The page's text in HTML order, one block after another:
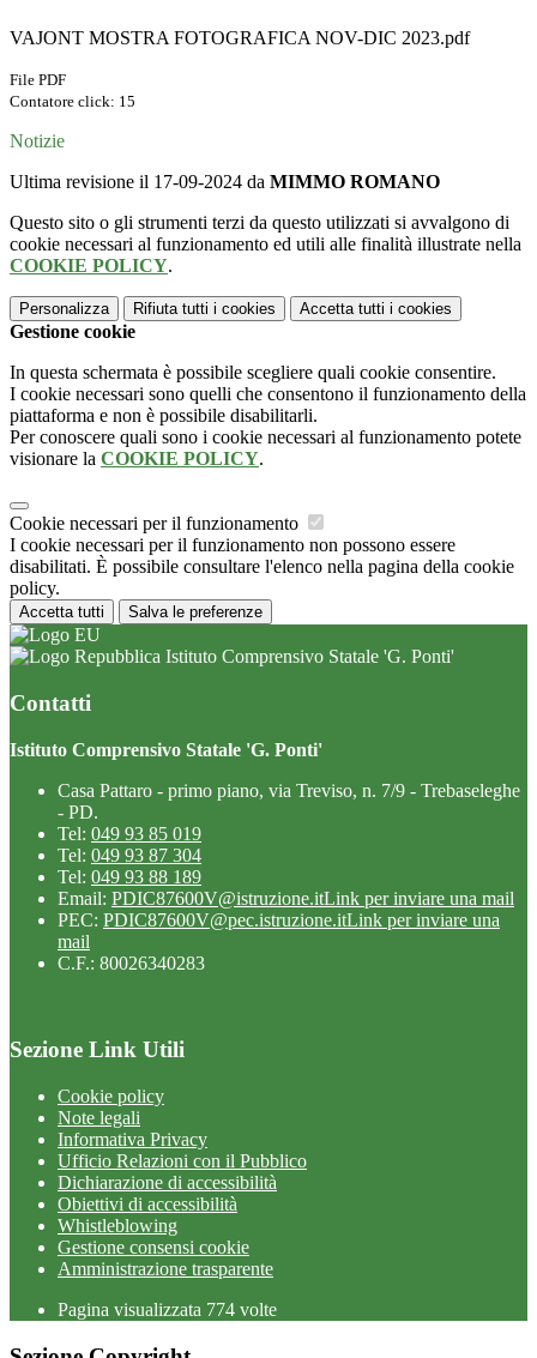
VAJONT MOSTRA FOTOGRAFICA NOV-DIC 2023.pdf
File PDF
Contatore click: 15
Notizie
Ultima revisione il 17-09-2024 da MIMMO ROMANO
Questo sito o gli strumenti terzi da questo utilizzati si avvalgono di
cookie necessari al funzionamento ed utili alle finalità illustrate nella
COOKIE POLICY.
Personalizza Rifiuta tutti i cookies Accetta tutti i cookies
Gestione cookie
In questa schermata è possibile scegliere quali cookie consentire.
I cookie necessari sono quelli che consentono il funzionamento della
piattaforma e non è possibile disabilitarli.
Per conoscere quali sono i cookie necessari al funzionamento potete
visionare la COOKIE POLICY.
Cookie necessari per il funzionamento
I cookie necessari per il funzionamento non possono essere
disabilitati. È possibile consultare l'elenco nella pagina della cookie
policy.
Accetta tutti Salva le preferenze
Istituto Comprensivo Statale 'G. Ponti'
Contatti
Istituto Comprensivo Statale 'G. Ponti'
Casa Pattaro - primo piano, via Treviso, n. 7/9 - Trebaseleghe
- PD.
Tel: 049 93 85 019
Tel: 049 93 87 304
Tel: 049 93 88 189
Email: PDIC87600V@istruzione.itLink per inviare una mail
PEC: PDIC87600V@pec.istruzione.itLink per inviare una
mail
C.F.: 80026340283
Sezione Link Utili
Cookie policy
Note legali
Informativa Privacy
Ufficio Relazioni con il Pubblico
Dichiarazione di accessibilità
Obiettivi di accessibilità
Whistleblowing
Gestione consensi cookie
Amministrazione trasparente
Pagina visualizzata 774 volte